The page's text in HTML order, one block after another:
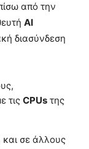
από την
AI
διασύνδεση
τις CPUs της
και σε άλλους